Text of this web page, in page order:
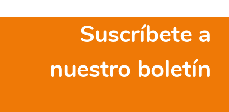
Suscríbete a
nuestro boletín